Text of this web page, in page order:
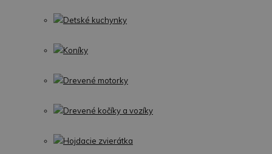
Detské kuchynky
Koníky
Drevené motorky
Drevené kočíky a vozíky
Hojdacie zvierátka